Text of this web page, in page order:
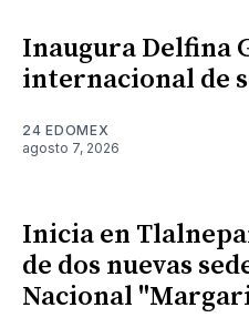
Inaugura Delfina
internacional de
24 EDOMEX
agosto 7, 2026
Inicia en
de dos nuevas
Nacional